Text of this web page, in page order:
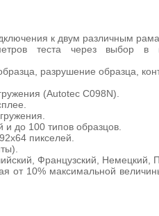
к двум различным
теста через выбор в
разрушение образца,
(Autotec C098N).
до 100 типов образцов.
пикселей.
Французский, Немецкий,
от 10% максимальной